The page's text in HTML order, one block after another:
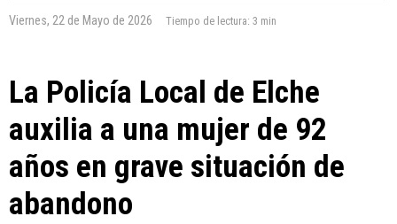
Viernes, 22 de Mayo de 2026 Tiempo de lectura: 3 min
La Policía Local de Elche
auxilia a una mujer de 92
años en grave situación de
abandono